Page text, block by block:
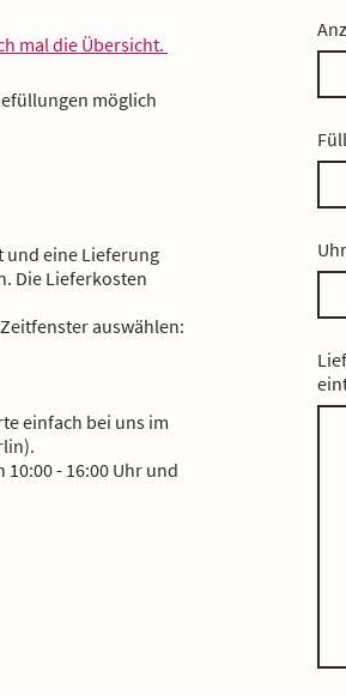
mal die Übersicht.
möglich
und eine Lieferung
Die Lieferkosten
auswählen:
einfach bei uns im
- 16:00 Uhr und